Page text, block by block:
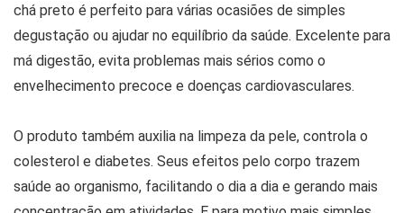
chá preto é perfeito para várias ocasiões de simples
degustação ou ajudar no equilíbrio da saúde. Excelente para
má digestão, evita problemas mais sérios como o
envelhecimento precoce e doenças cardiovasculares.
O produto também auxilia na limpeza da pele, controla o
colesterol e diabetes. Seus efeitos pelo corpo trazem
saúde ao organismo, facilitando o dia a dia e gerando mais